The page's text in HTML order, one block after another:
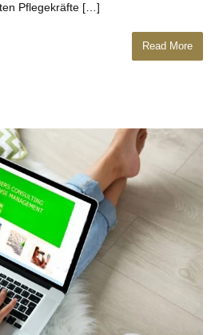
Pflegekräfte […]
Read More